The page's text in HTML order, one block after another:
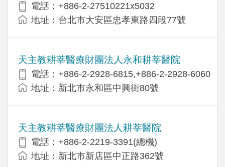
電話：+886-2-27510221x5032
地址：台北市大安區忠孝東路四段77號
天主教耕莘醫療財團法人永和耕莘醫院
電話：+886-2-2928-6815,+886-2-2928-6060
地址：新北市永和區中興街80號
天主教耕莘醫療財團法人耕莘醫院
電話：+886-2-2219-3391(總機)
地址：新北市新店區中正路362號